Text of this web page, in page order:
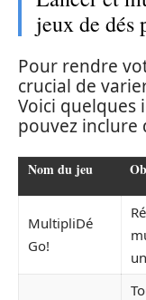
jeux de dés
Pour rendre
crucial de
Voici quelques
pouvez inclure
Nom du jeu
MultipliDé
Go!